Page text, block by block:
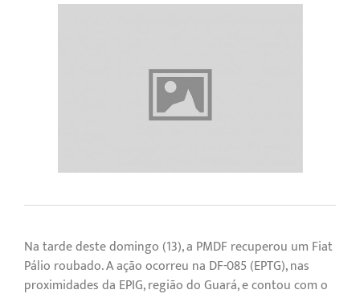
Na tarde deste domingo (13), a PMDF recuperou um Fiat
Pálio roubado. A ação ocorreu na DF-085 (EPTG), nas
proximidades da EPIG, região do Guará, e contou com o